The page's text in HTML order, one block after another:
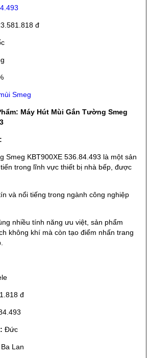
đ
Smeg
Máy Hút Mùi Gắn Tường Smeg
Smeg KBT900XE 536.84.493 là một sản
trong lĩnh vực thiết bị nhà bếp, được
và nổi tiếng trong ngành công nghiệp
nhiều tính năng ưu việt, sản phẩm
không khí mà còn tạo điểm nhấn trang
đ
Đức
Ba Lan